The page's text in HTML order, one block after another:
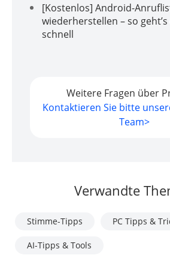
[Kostenlos] Android-
wiederherstellen – so
schnell
Weitere Fragen über
Kontaktieren Sie bitte
Team>
Verwandte
Stimme-Tipps PC Tipps &
AI-Tipps & Tools